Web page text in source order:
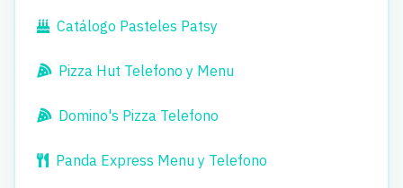
Catálogo Pasteles Patsy
Pizza Hut Telefono y Menu
Domino's Pizza Telefono
Panda Express Menu y Telefono